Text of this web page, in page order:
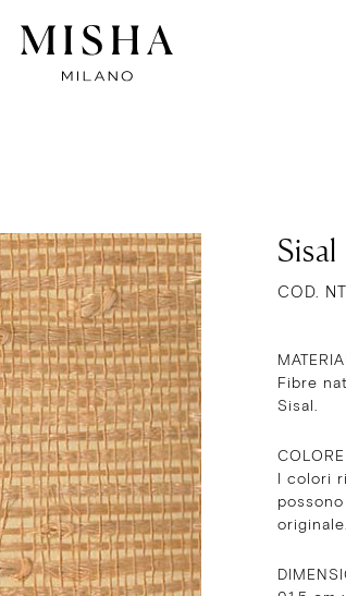
Sisal
COD.
Fibre
Sisal.
COLORE
I colori
originale.